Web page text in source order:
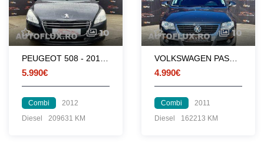
10
PEUGEOT 508 - 2012 - 1.6 HDi - 115 CP - EURO 5
5.990€
Combi
2012
Diesel
209631 KM
10
VOLKSWAGEN PASSAT 1.6 TDI - 162000 KM
4.990€
Combi
2011
Diesel
162213 KM